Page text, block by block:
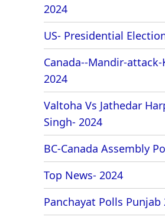
2024
US- Presidential
Canada--Mandir-
2024
Valtoha Vs Jathedar
Singh- 2024
BC-Canada Assembly
Top News- 2024
Panchayat Polls Punjab